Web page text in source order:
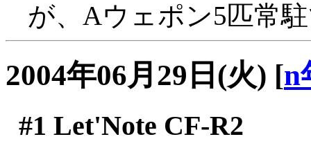
が、Aウェポン5匹常
2004年06月29日(火) [n
#1 Let'Note CF-R2